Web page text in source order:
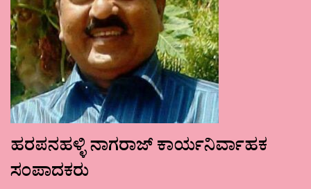
ಹರಪನಹಳ್ಳಿ ನಾಗರಾಜ್ ಕಾರ್ಯನಿರ್ವಾಹಕ
ಸಂಪಾದಕರು